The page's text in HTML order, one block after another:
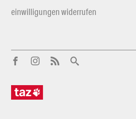
einwilligungen widerrufen